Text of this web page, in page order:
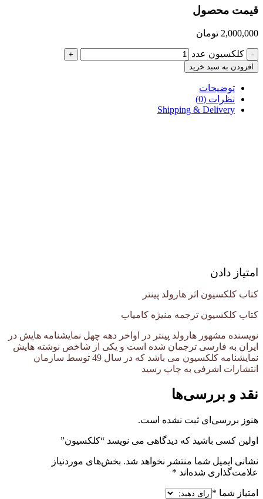
قیمت محصول
2,000,000 تومان
- کلکسیون عدد
+
افزودن به سبد خرید
توضیحات
نظرات (0)
Shipping & Delivery
امتیاز دادن
کتاب کلکسیون اثر هارولد پینتر
کتاب کلکسیون ترجمه منیژه کامیاب
نویسنده مشهور هارولد پینتر در اواخر دهه چهل نمایشنامه هایش در
ایران به فارسی ترجمان شده است و یکی از شاخص نوشته هایش
نمایشنامه کلکسیون می باشد که در سال 49 توسط سازمان
انتشارات اشرفی به چاپ رسید
نقد و بررسی‌ها
هنوز بررسی‌ای ثبت نشده است.
اولین کسی باشید که دیدگاهی می نویسد “کلکسیون”
نشانی ایمیل شما منتشر نخواهد شد. بخش‌های موردنیاز
علامت‌گذاری شده‌اند *
امتیاز شما *